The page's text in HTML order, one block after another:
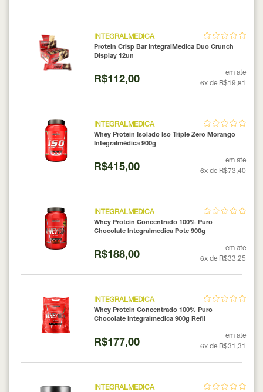
INTEGRALMEDICA
Protein Crisp Bar IntegralMedica Duo Crunch
Display 12un
R$112,00
em ate
6x de R$19,81
INTEGRALMEDICA
Whey Protein Isolado Iso Triple Zero Morango
Integralmédica 900g
R$415,00
em ate
6x de R$73,40
INTEGRALMEDICA
Whey Protein Concentrado 100% Puro
Chocolate Integralmedica Pote 900g
R$188,00
em ate
6x de R$33,25
INTEGRALMEDICA
Whey Protein Concentrado 100% Puro
Chocolate Integralmedica 900g Refil
R$177,00
em ate
6x de R$31,31
INTEGRALMEDICA